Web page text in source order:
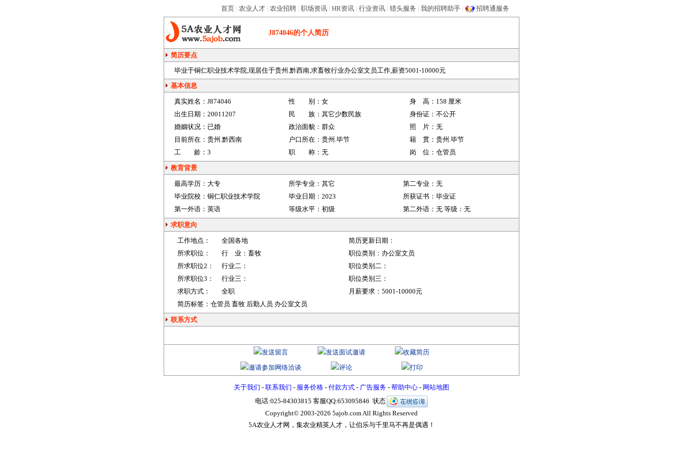
首页 | 农业人才 | 农业招聘 | 职场资讯 | HR资讯 | 行业资讯 | 猎头服务 | 我的招聘助手 | 招聘通服务
J874046的个人简历
简历要点
毕业于铜仁职业技术学院,现居住于贵州.黔西南,求畜牧行业办公室文员工作,薪资5001-10000元
基本信息
真实姓名： J874046 性 别： 女 身 高： 158 厘米
出生日期： 20011207 民 族： 其它少数民族 身份证： 不公开
婚姻状况： 已婚 政治面貌： 群众 照 片： 无
目前所在： 贵州.黔西南 户口所在： 贵州.毕节 籍 贯： 贵州.毕节
工 龄： 3 职 称： 无 岗 位： 仓管员
教育背景
最高学历： 大专 所学专业： 其它 第二专业： 无
毕业院校： 铜仁职业技术学院 毕业日期： 2023 所获证书： 毕业证
第一外语： 英语 等级水平： 初级 第二外语： 无 等级： 无
求职意向
工作地点： 全国各地
简历更新日期：
所求职位：
行 业： 畜牧 职位类别： 办公室文员
所求职位2：
行业二：
职位类别二：
所求职位3：
行业三：
职位类别三：
求职方式：
全职 月薪要求： 5001-10000元
简历标签：仓管员 畜牧 后勤人员 办公室文员
联系方式
关于我们 - 联系我们 - 服务价格 - 付款方式 - 广告服务 - 帮助中心 - 网站地图
电话:025-84303815 客服QQ:653095846 状态
Copyright© 2003-2026 5ajob.com All Rights Reserved
5A农业人才网，集农业精英人才，让伯乐与千里马不再是偶遇！